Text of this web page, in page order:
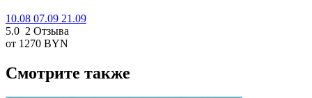
10.08 07.09 21.09
5.0 2 Отзыва
от 1270 BYN
Смотрите также